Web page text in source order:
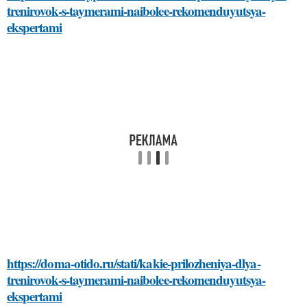
trenirovok-s-taymerami-naibolee-rekomenduyutsya-
ekspertami
https://doma-otido.ru/stati/kakie-prilozheniya-dlya-
trenirovok-s-taymerami-naibolee-rekomenduyutsya-
ekspertami